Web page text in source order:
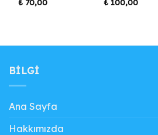
BILGI
Ana Sayfa
Hakkımızda